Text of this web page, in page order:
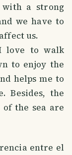
a strong
we have to
us.
love to walk
to enjoy the
helps me to
Besides, the
the sea are
entre el